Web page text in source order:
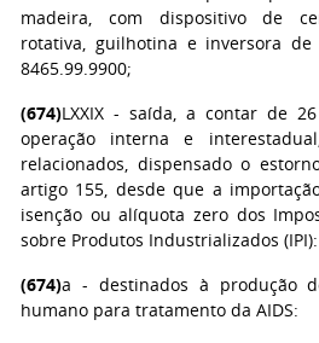
madeira, com dispositivo de
rotativa, guilhotina e inversora
8465.99.9900;
(674)LXXIX - saída, a contar de
operação interna e
relacionados, dispensado o
artigo 155, desde que a
isenção ou alíquota zero dos
sobre Produtos Industrializados (IPI):
(674)a - destinados à produção
humano para tratamento da AIDS: